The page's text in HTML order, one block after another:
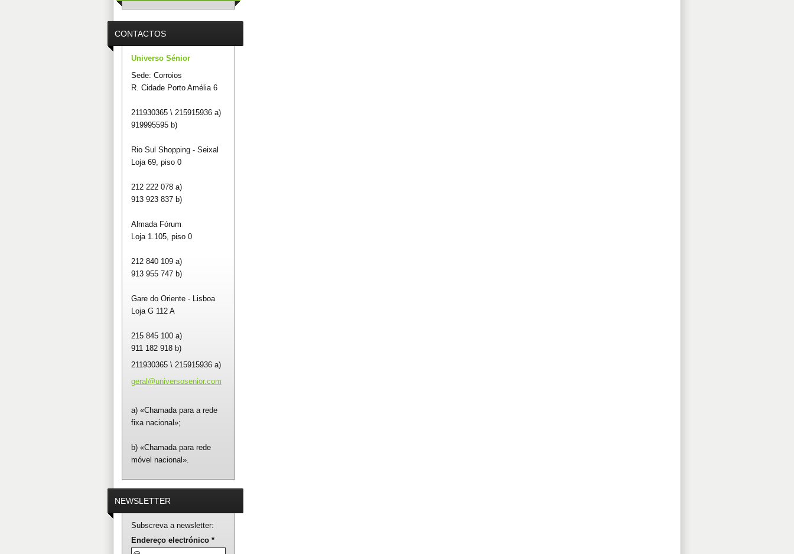
CONTACTOS
Universo Sénior
Sede: Corroios
R. Cidade Porto Amélia 6
211930365 \ 215915936 a)
919995595 b)
Rio Sul Shopping - Seixal
Loja 69, piso 0
212 222 078 a)
913 923 837 b)
Almada Fórum
Loja 1.105, piso 0
212 840 109 a)
913 955 747 b)
Gare do Oriente - Lisboa
Loja G 112 A
215 845 100 a)
911 182 918 b)
211930365 \ 215915936 a)
geral@universosenior.com
a) «Chamada para a rede
fixa nacional»;
b) «Chamada para rede
móvel nacional».
NEWSLETTER
Subscreva a newsletter:
Endereço electrónico *